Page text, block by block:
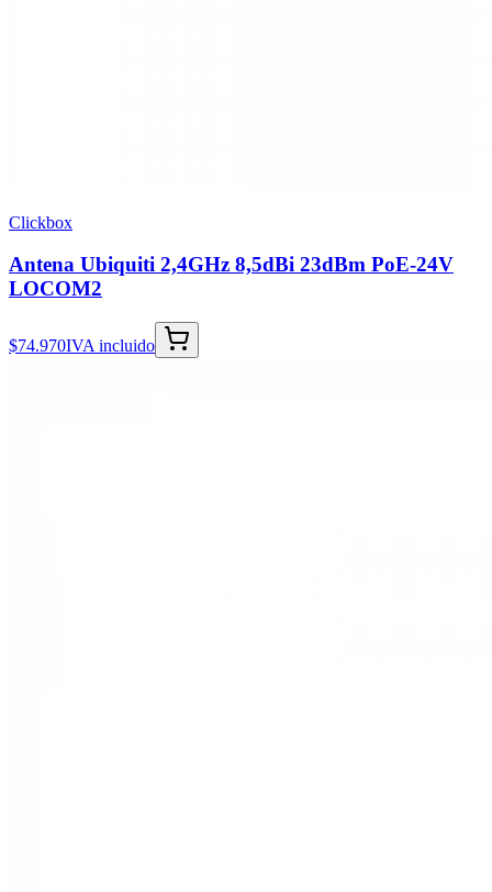
Clickbox
Antena Ubiquiti 2,4GHz 8,5dBi 23dBm PoE-24V
LOCOM2
$74.970IVA incluido